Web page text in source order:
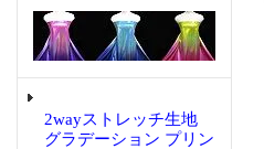
2wayストレッチ生地
グラデーション プリン